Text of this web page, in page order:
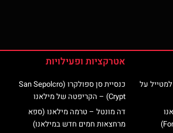
על
אטרקציות ופעילויות
כנסיית סן ספולקרו (San Sepolcro
Crypt) – הקריפטה של מילאנו
דה מונטל – טרמה מילאנו (ספא
מרחצאות חמים חדש במילאנו)